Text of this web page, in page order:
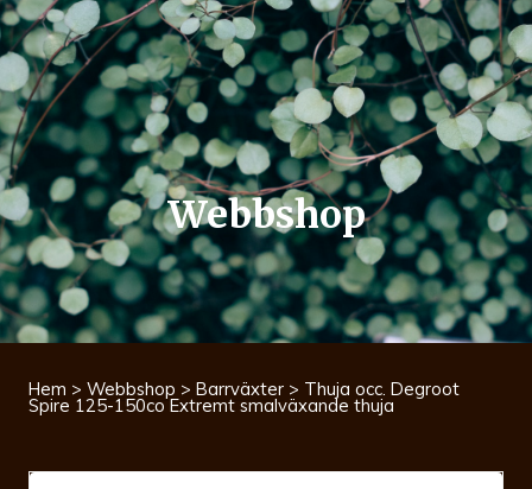
Webbshop
Hem > Webbshop > Barrväxter > Thuja occ. Degroot
Spire 125-150co Extremt smalväxande thuja